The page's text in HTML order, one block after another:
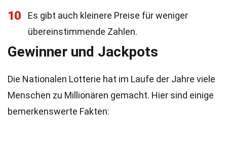
10
Es gibt auch kleinere Preise für weniger
übereinstimmende Zahlen.
Gewinner und Jackpots
Die Nationalen Lotterie hat im Laufe der Jahre viele
Menschen zu Millionären gemacht. Hier sind einige
bemerkenswerte Fakten: